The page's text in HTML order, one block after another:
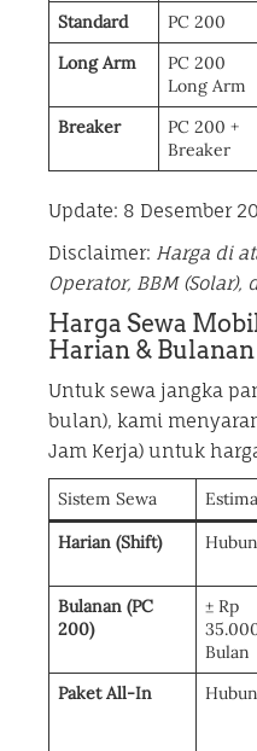
Standard PC 200
Long Arm
PC 200
Long Arm
Breaker
PC 200 +
Breaker
Update: 8 Desember
Disclaimer: Harga di
Operator, BBM (Solar),
Harga Sewa
Harian & Bulanan
Untuk sewa jangka
bulan), kami
Jam Kerja) untuk
Sistem Sewa
Harian (Shift)
Bulanan (PC
200)
± Rp
Bulan
Paket All-In